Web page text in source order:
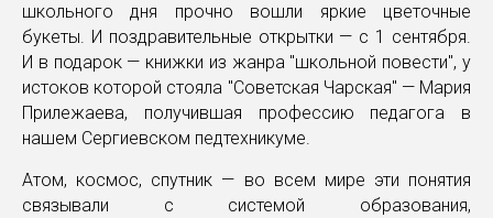
школьного дня прочно вошли яркие цветочные
букеты. И поздравительные открытки — с 1 сентября.
И в подарок — книжки из жанра "школьной повести", у
истоков которой стояла "Советская Чарская" — Мария
Прилежаева, получившая профессию педагога в
нашем Сергиевском педтехникуме.
Атом, космос, спутник — во всем мире эти понятия
связывали с системой образования,